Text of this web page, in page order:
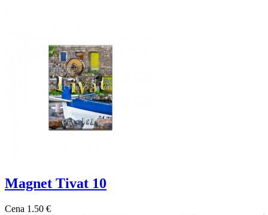
Magnet Tivat 10
Cena 1,50 €